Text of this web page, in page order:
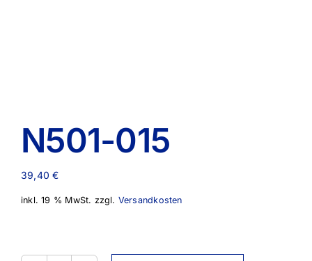
N501-015
39,40€
inkl. 19 % MwSt. zzgl. Versandkosten